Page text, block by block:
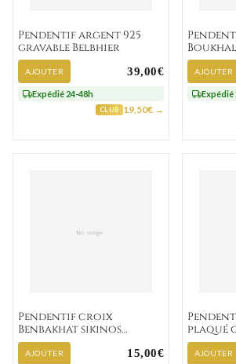
Pendentif argent 925
gravable Belbhier
AJOUTER 39,00€
Expédié 24-48h
CLUB 19,50€ →
AJOUTER
Expédié
Pendentif croix
Benbakhat sikinos
Religieux
AJOUTER 15,00€
plaqué
AJOUTER